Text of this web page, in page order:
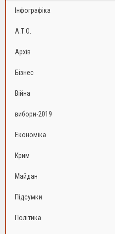
Інфографіка
А.Т.О.
Архів
Бізнес
Війна
вибори-2019
Економіка
Крим
Майдан
Підсумки
Політика